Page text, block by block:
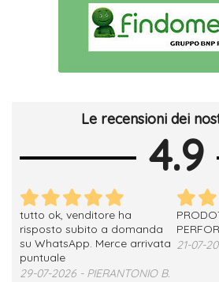
Le recensioni dei
4.9
tutto ok, venditore ha
risposto subito a domanda
su WhatsApp. Merce arrivata
puntuale
29-07-2026 - PIERANTONIO B.
21-07-